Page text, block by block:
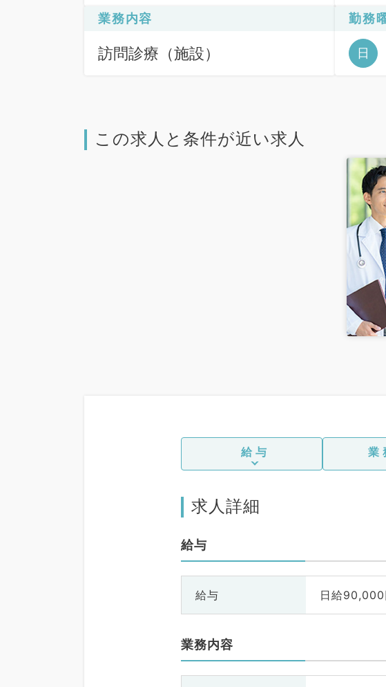
環器
内科
業務内容
訪問診療（施設）
勤務
日
この求人と条件が近い求人
給与 業
求人詳細
給与
給与 日給90,000
業務内容